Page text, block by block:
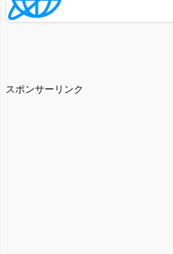
スポンサーリンク